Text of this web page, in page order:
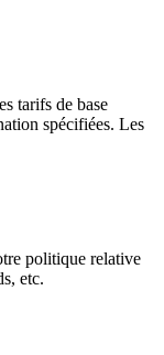
tarifs de base
spécifiées. Les
politique relative
etc.